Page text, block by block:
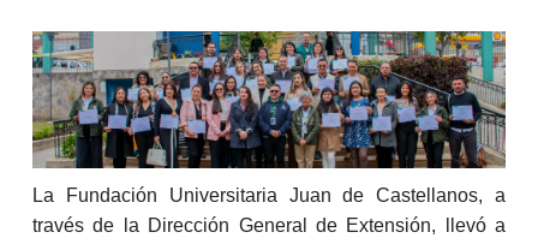
La Fundación Universitaria Juan de Castellanos, a
través de la Dirección General de Extensión, llevó a